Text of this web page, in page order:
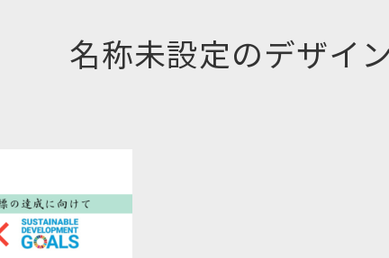
名称未設定のデザイン